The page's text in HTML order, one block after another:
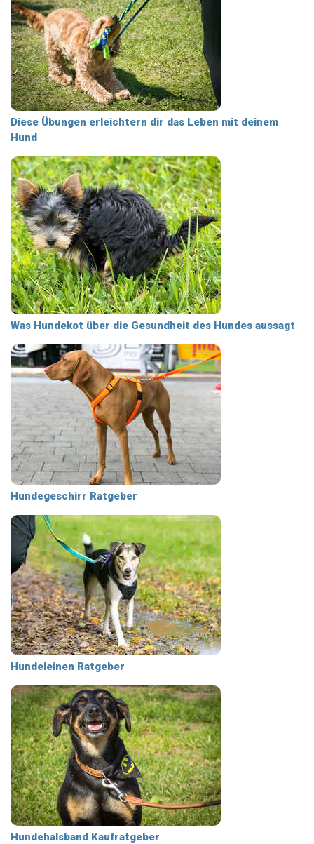
Diese Übungen erleichtern dir das Leben mit deinem
Hund
Was Hundekot über die Gesundheit des Hundes aussagt
Hundegeschirr Ratgeber
Hundeleinen Ratgeber
Hundehalsband Kaufratgeber